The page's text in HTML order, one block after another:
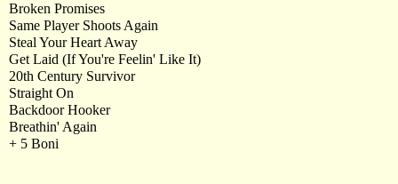
Broken Promises
Same Player Shoots Again
Steal Your Heart Away
Get Laid (If You're Feelin' Like It)
20th Century Survivor
Straight On
Backdoor Hooker
Breathin' Again
+ 5 Boni